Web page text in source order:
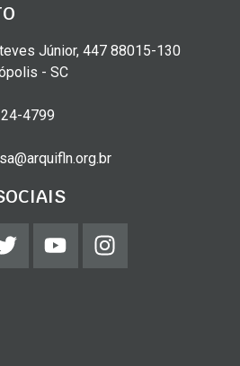
Júnior, 447 88015-130
- SC
4799